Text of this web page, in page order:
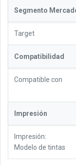
Segmento
Target
Compatibilidad
Compatible con
Impresión
Impresión:
Modelo de tintas